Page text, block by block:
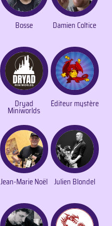
Bosse Damien Coltice
Dryad
Miniworlds
Éditeur mystère
Jean-Marie Noël Julien Blondel